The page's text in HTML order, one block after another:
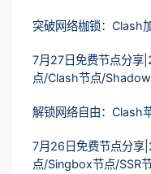
突破网络枷锁：Clash
7月27日免费节点分
点/Clash节点/
解锁网络自由：Clash
7月26日免费节点分
点/Singbox节点/SSR